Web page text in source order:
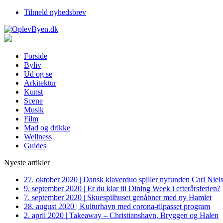
Tilmeld nyhedsbrev
Forside
Byliv
Ud og se
Arkitektur
Kunst
Scene
Musik
Film
Mad og drikke
Wellness
Guides
Nyeste artikler
27. oktober 2020 | Dansk klaverduo spiller nyfunden Carl
9. september 2020 | Er du klar til Dining Week i efterårsferien?
7. september 2020 | Skuespilhuset genåbner med ny Hamlet
28. august 2020 | Kulturhavn med corona-tilpasset program
2. april 2020 | Takeaway – Christianshavn, Bryggen og Halen